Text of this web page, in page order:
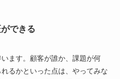
できる
ます。顧客が誰か、課題が何
るかといった点は、やってみな